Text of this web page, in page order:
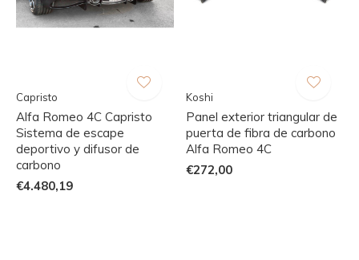
Capristo
Alfa Romeo 4C Capristo
Sistema de escape
deportivo y difusor de
carbono
€4.480,19
Koshi
Panel exterior triangular de
puerta de fibra de carbono
Alfa Romeo 4C
€272,00